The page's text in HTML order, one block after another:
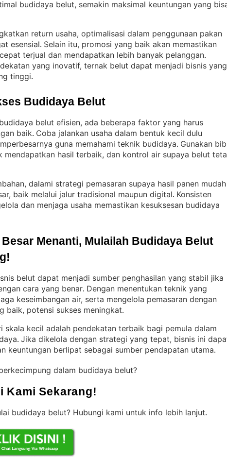
budidaya belut, semakin maksimal keuntungan yang
return usaha, optimalisasi dalam penggunaan pakan
esensial. Selain itu, promosi yang baik akan memastikan
terjual dan mendapatkan lebih banyak pelanggan
yang inovatif, ternak belut dapat menjadi bisnis yang
tinggi.
Budidaya Belut
belut efisien, ada beberapa faktor yang harus
baik. Coba jalankan usaha dalam bentuk kecil dulu
guna memahami teknik budidaya. Gunakan
mendapatkan hasil terbaik, dan kontrol air supaya belut
dalami strategi pemasaran supaya hasil panen mudah
baik melalui jalur tradisional maupun digital. Konsisten
dan menjaga usaha memastikan kesuksesan budidaya
Menanti, Mulailah Budidaya Belut
belut dapat menjadi sumber penghasilan yang stabil jika
cara yang benar. Dengan menentukan teknik yang
keseimbangan air, serta mengelola pemasaran dengan
baik, potensi sukses meningkat.
skala kecil adalah pendekatan terbaik bagi pemula dalam
. Jika dikelola dengan strategi yang tepat, bisnis ini
keuntungan berlipat sebagai sumber pendapatan utama.
dalam budidaya belut?
Kami Sekarang!
budidaya belut? Hubungi kami untuk info lebih lanjut.